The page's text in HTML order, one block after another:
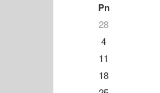
Pn
28
4
11
18